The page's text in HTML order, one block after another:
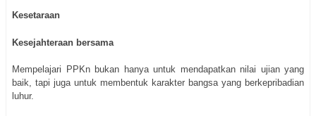
Kesetaraan
Kesejahteraan bersama
Mempelajari PPKn bukan hanya untuk mendapatkan nilai ujian yang
baik, tapi juga untuk membentuk karakter bangsa yang berkepribadian
luhur.